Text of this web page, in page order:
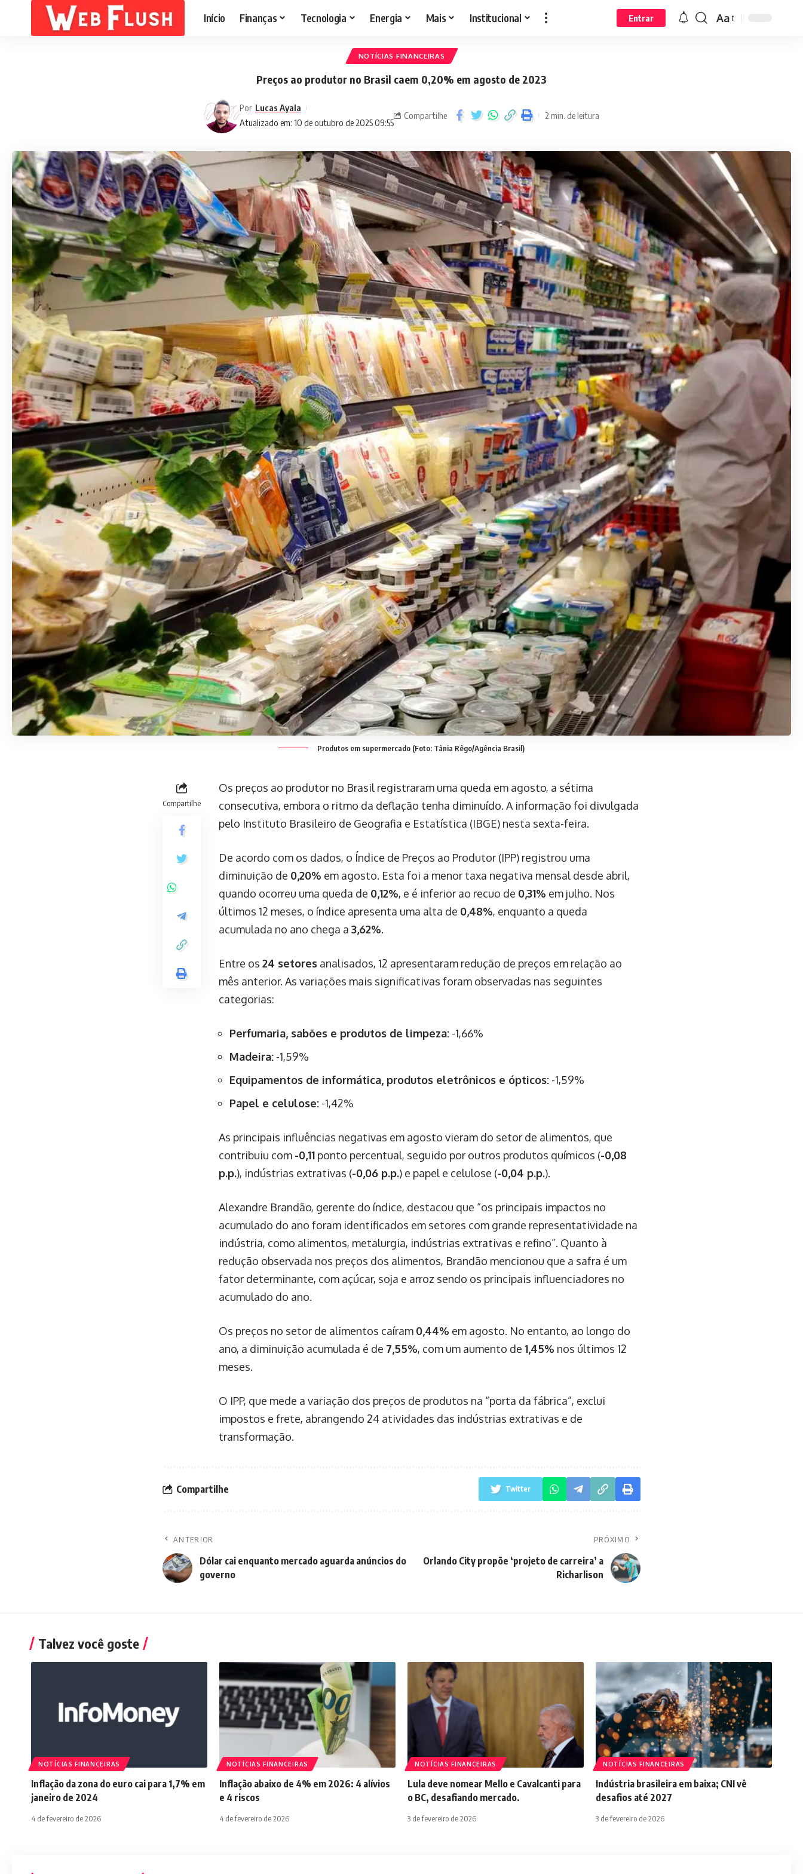
Início Finanças Tecnologia Energia Mais Institucional Entrar Aa
NOTÍCIAS FINANCEIRAS
Preços ao produtor no Brasil caem 0,20% em agosto de 2023
Atualizado em: 10 de outubro de 2025 09:55
Por Lucas Ayala
Compartilhe 2 min. de leitura
Produtos em supermercado (Foto: Tânia Rêgo/Agência Brasil)
Compartilhe
Os preços ao produtor no Brasil registraram uma queda em agosto, a sétima
consecutiva, embora o ritmo da deflação tenha diminuído. A informação foi divulgada
pelo Instituto Brasileiro de Geografia e Estatística (IBGE) nesta sexta-feira.
De acordo com os dados, o Índice de Preços ao Produtor (IPP) registrou uma
diminuição de 0,20% em agosto. Esta foi a menor taxa negativa mensal desde abril,
quando ocorreu uma queda de 0,12%, e é inferior ao recuo de 0,31% em julho. Nos
últimos 12 meses, o índice apresenta uma alta de 0,48%, enquanto a queda
acumulada no ano chega a 3,62%.
Entre os 24 setores analisados, 12 apresentaram redução de preços em relação ao
mês anterior. As variações mais significativas foram observadas nas seguintes
categorias:
Perfumaria, sabões e produtos de limpeza: -1,66%
Madeira: -1,59%
Equipamentos de informática, produtos eletrônicos e ópticos: -1,59%
Papel e celulose: -1,42%
As principais influências negativas em agosto vieram do setor de alimentos, que
contribuiu com -0,11 ponto percentual, seguido por outros produtos químicos (-0,08
p.p.), indústrias extrativas (-0,06 p.p.) e papel e celulose (-0,04 p.p.).
Alexandre Brandão, gerente do índice, destacou que “os principais impactos no
acumulado do ano foram identificados em setores com grande representatividade na
indústria, como alimentos, metalurgia, indústrias extrativas e refino”. Quanto à
redução observada nos preços dos alimentos, Brandão mencionou que a safra é um
fator determinante, com açúcar, soja e arroz sendo os principais influenciadores no
acumulado do ano.
Os preços no setor de alimentos caíram 0,44% em agosto. No entanto, ao longo do
ano, a diminuição acumulada é de 7,55%, com um aumento de 1,45% nos últimos 12
meses.
O IPP, que mede a variação dos preços de produtos na “porta da fábrica”, exclui
impostos e frete, abrangendo 24 atividades das indústrias extrativas e de
transformação.
Compartilhe Twitter
ANTERIOR
Dólar cai enquanto mercado aguarda anúncios do
governo
PRÓXIMO
Orlando City propõe ‘projeto de carreira’ a
Richarlison
Talvez você goste
NOTÍCIAS FINANCEIRAS
Inflação da zona do euro cai para 1,7% em
janeiro de 2024
4 de fevereiro de 2026
NOTÍCIAS FINANCEIRAS
Inflação abaixo de 4% em 2026: 4 alívios
e 4 riscos
4 de fevereiro de 2026
NOTÍCIAS FINANCEIRAS
Lula deve nomear Mello e Cavalcanti para
o BC, desafiando mercado.
3 de fevereiro de 2026
NOTÍCIAS FINANCEIRAS
Indústria brasileira em baixa; CNI vê
desafios até 2027
3 de fevereiro de 2026